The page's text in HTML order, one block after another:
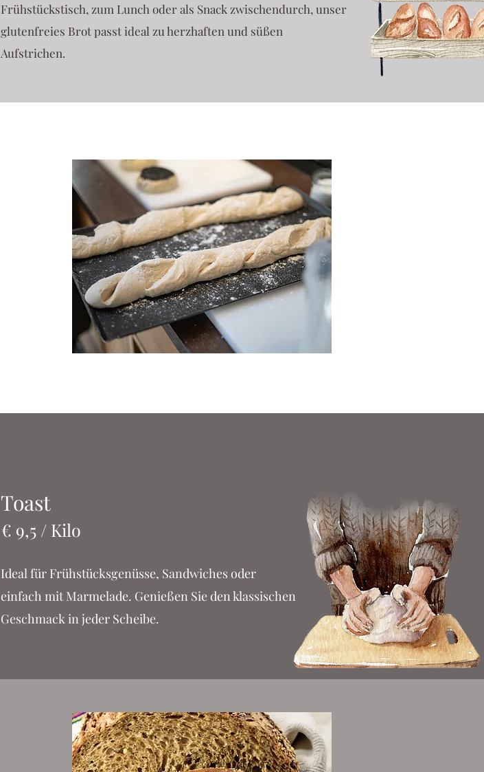
Frühstückstisch, zum Lunch oder als Snack zwischendurch, unser
glutenfreies Brot passt ideal zu herzhaften und süßen
Aufstrichen.
€ 9,5 / Kilo
Toast
Ideal für Frühstücksgenüsse, Sandwiches oder
einfach mit Marmelade. Genießen Sie den klassischen
Geschmack in jeder Scheibe.